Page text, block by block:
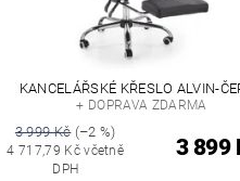
KANCELÁŘSKÉ KŘESLO ALVIN-
+ DOPRAVA ZDARMA
3 999 Kč(–2 %)
4 717,79 Kč včetně
DPH
3 899